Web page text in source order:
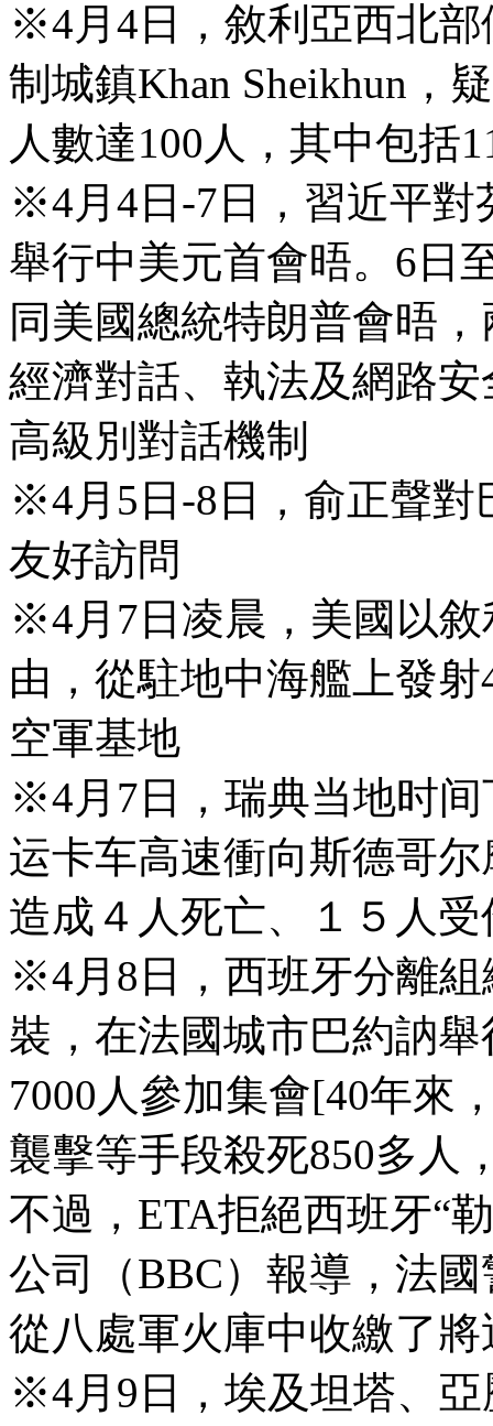
※4月4日，敘利亞西北
制城鎮Khan Sheikhun，
人數達100人，其中包括
※4月4日-7日，習近平對
舉行中美元首會晤。6日
同美國總統特朗普會晤
經濟對話、執法及網路
高級別對話機制
※4月5日-8日，俞正聲對
友好訪問
※4月7日凌晨，美國以
由，從駐地中海艦上發
空軍基地
※4月7日，瑞典当地时
运卡车高速衝向斯德哥
造成４人死亡、１５人受
※4月8日，西班牙分離組
裝，在法國城市巴約訥
7000人參加集會[40年來
襲擊等手段殺死850多人
不過，ETA拒絕西班牙“
公司（BBC）報導，法
從八處軍火庫中收繳了
※4月9日，埃及坦塔、